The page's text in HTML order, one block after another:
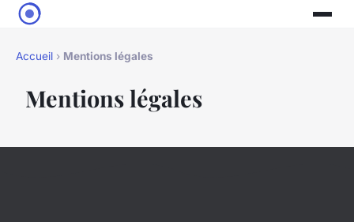
Accueil › Mentions légales
Mentions légales